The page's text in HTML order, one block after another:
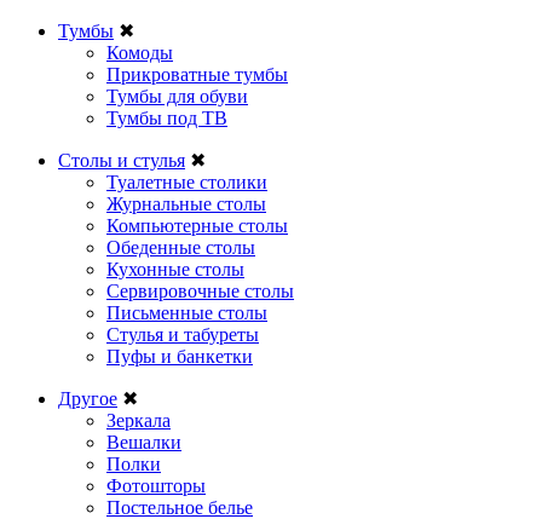
Тумбы ✖
Комоды
Прикроватные тумбы
Тумбы для обуви
Тумбы под ТВ
Столы и стулья ✖
Туалетные столики
Журнальные столы
Компьютерные столы
Обеденные столы
Кухонные столы
Сервировочные столы
Письменные столы
Стулья и табуреты
Пуфы и банкетки
Другое ✖
Зеркала
Вешалки
Полки
Фотошторы
Постельное белье